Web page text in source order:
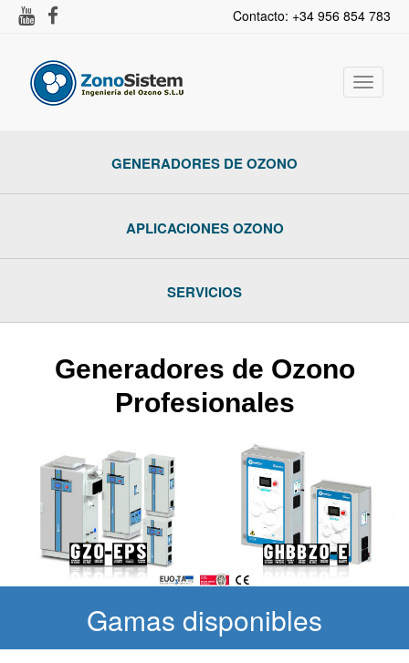
Contacto: +34 956 854 783
Activar
GENERADORES DE OZONO
APLICACIONES OZONO
SERVICIOS
Generadores de Ozono
Profesionales
Gamas disponibles